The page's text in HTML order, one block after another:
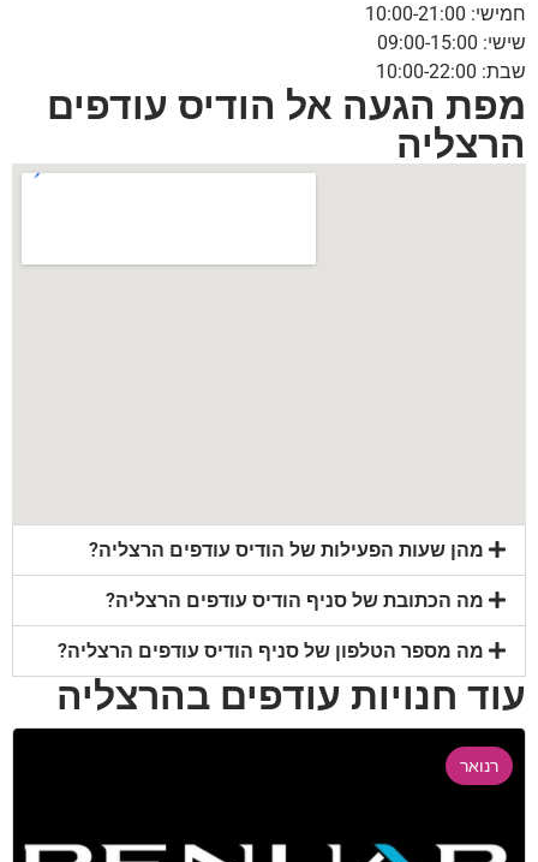
חמישי: 10:00-21:00
שישי: 09:00-15:00
שבת: 10:00-22:00
מפת הגעה אל הודיס עודפים
הרצליה
מהן שעות הפעילות של הודיס עודפים הרצליה?
מה הכתובת של סניף הודיס עודפים הרצליה?
מה מספר הטלפון של סניף הודיס עודפים הרצליה?
עוד חנויות עודפים בהרצליה
רנואר